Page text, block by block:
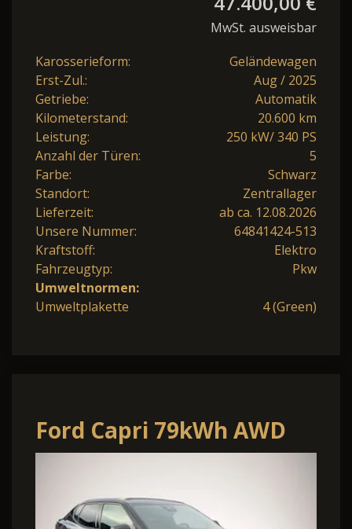
MwSt. ausweisbar
Karosserieform:
Geländewagen
Erst-Zul.:
Aug / 2025
Getriebe:
Automatik
Kilometerstand:
20.600 km
Leistung:
250 kW/ 340 PS
Anzahl der Türen:
5
Farbe:
Schwarz
Standort:
Zentrallager
Lieferzeit:
ab ca. 12.08.2026
Unsere Nummer:
64841424-513
Kraftstoff:
Elektro
Fahrzeugtyp:
Pkw
Umweltnormen:
Umweltplakette
4 (Green)
Ford Capri 79kWh AWD
Premium